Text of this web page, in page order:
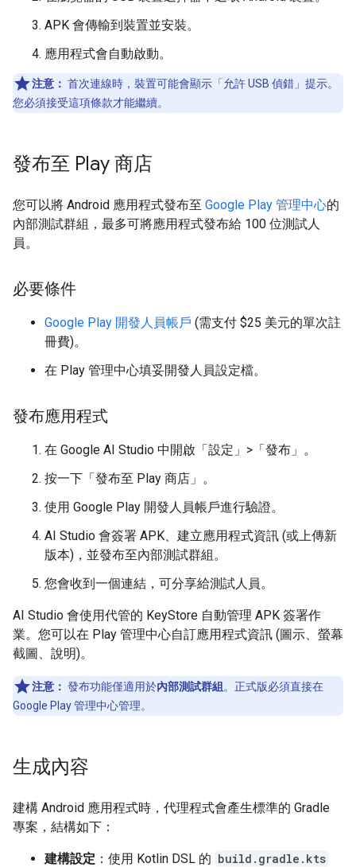
APK 會傳輸到裝置並安裝。
應用程式會自動啟動。
注意： 首次連線時，裝置可能會顯示「允許 USB 偵錯」 提示。
您必須接受這項條款才能繼續。
發布至 Play 商店
您可以將 Android 應用程式發布至 Google Play 管理中心的
內部測試群組，最多可將應用程式發布給 100 位測試人
員。
必要條件
Google Play 開發人員帳戶 (需支付 $25 美元的單次註
冊費)。
在 Play 管理中心填妥開發人員設定檔。
發布應用程式
在 Google AI Studio 中開啟「設定」>「發布」 。
按一下「發布至 Play 商店」 。
使用 Google Play 開發人員帳戶進行驗證。
AI Studio 會簽署 APK、建立應用程式資訊 (或上傳新
版本)，並發布至內部測試群組。
您會收到一個連結，可分享給測試人員。
AI Studio 會使用代管的 KeyStore 自動管理 APK 簽署作
業。您可以在 Play 管理中心自訂應用程式資訊 (圖示、螢幕
截圖、說明)。
注意： 發布功能僅適用於內部測試群組 。正式版必須直接在
Google Play 管理中心管理。
生成內容
建構 Android 應用程式時，代理程式會產生標準的 Gradle
專案，結構如下：
建構設定 ：使用 Kotlin DSL 的 build.gradle.kts